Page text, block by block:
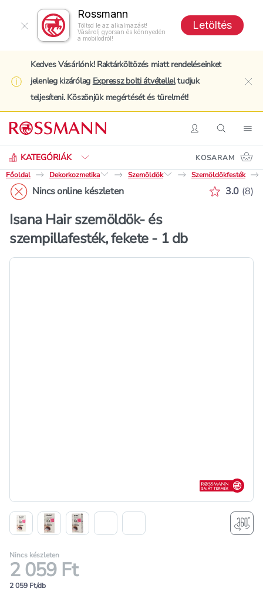
Rossmann
Töltsd le az alkalmazást!
Vásárolj gyorsan és könnyedén
a mobilodról!
Letöltés
Kedves Vásárlónk! Raktárköltözés miatt rendeléseinket
jelenleg kizárólag Expressz bolti átvételleltudjuk
teljesíteni. Köszönjük megértését és türelmét!
BelépésKeresés
KATEGÓRIÁK
Keresés
KOSARAM
Főoldal
Dekorkozmetika Szemöldök Szemöldökfesték
Nincs online készleten 3.0 (8)
Isana Hair szemöldök- és
szempillafesték, fekete - 1 db
Rossmann
Nincs készleten
2 059 Ft
2 059 Ft/db